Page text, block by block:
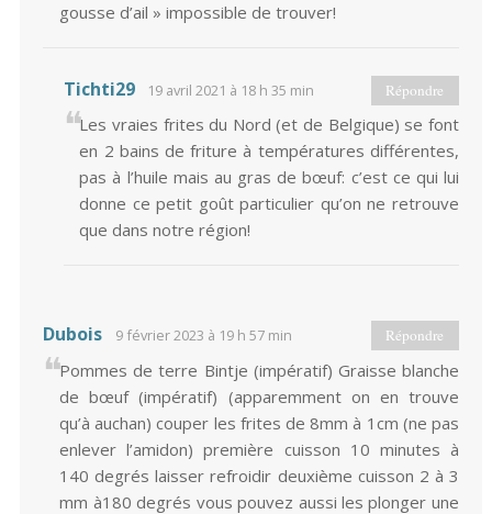
gousse d’ail » impossible de trouver!
Tichti29 19 avril 2021 à 18 h 35 min
Les vraies frites du Nord (et de Belgique) se font
en 2 bains de friture à températures différentes,
pas à l’huile mais au gras de bœuf: c’est ce qui lui
donne ce petit goût particulier qu’on ne retrouve
que dans notre région!
Répondre
Dubois 9 février 2023 à 19 h 57 min
Pommes de terre Bintje (impératif) Graisse blanche
de bœuf (impératif) (apparemment on en trouve
qu’à auchan) couper les frites de 8mm à 1cm (ne pas
enlever l’amidon) première cuisson 10 minutes à
140 degrés laisser refroidir deuxième cuisson 2 à 3
mm à180 degrés vous pouvez aussi les plonger une
Répondre